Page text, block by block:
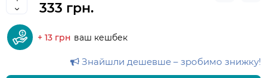
333 грн.
+ 13 грн ваш кешбек
Знайшли дешевше – зробимо знижку!